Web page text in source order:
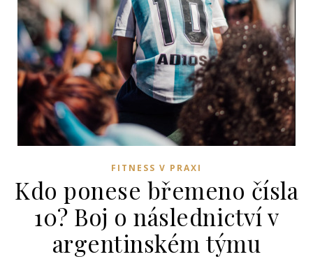
FITNESS V PRAXI
Kdo ponese břemeno čísla
10? Boj o následnictví v
argentinském týmu